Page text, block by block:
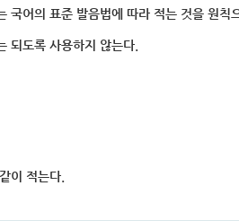
국어의 표준 발음법에 따라 적는 것을 원칙
되도록 사용하지 않는다.
이 적는다.